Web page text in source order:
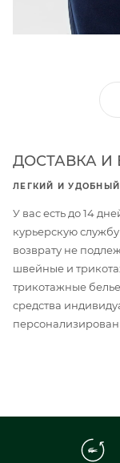
ДОСТАВКА И
ЛЕГКИЙ И
У вас есть до 14
курьерскую
возврату не
швейные и
трикотажные
средства